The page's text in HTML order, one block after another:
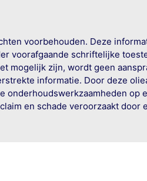
voorbehouden. Deze
voorafgaande schriftelijke
mogelijk zijn, wordt geen
informatie. Door deze
onderhoudswerkzaamheden
en schade veroorzaakt